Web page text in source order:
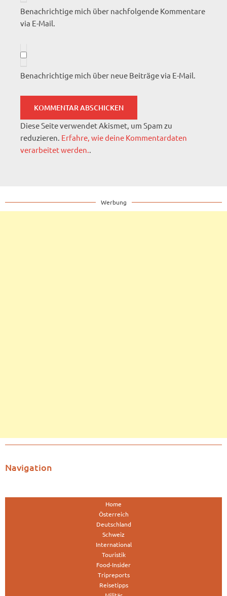
Benachrichtige mich über nachfolgende Kommentare
via E-Mail.
Benachrichtige mich über neue Beiträge via E-Mail.
Diese Seite verwendet Akismet, um Spam zu
reduzieren. Erfahre, wie deine Kommentardaten
verarbeitet werden..
Werbung
Navigation
Home
Österreich
Deutschland
Schweiz
International
Touristik
Food-Insider
Tripreports
Reisetipps